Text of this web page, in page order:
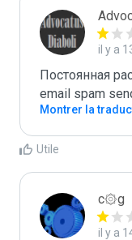
il y a
Постоянная
email spam
Montrer la
Utile
c۞g
il y a